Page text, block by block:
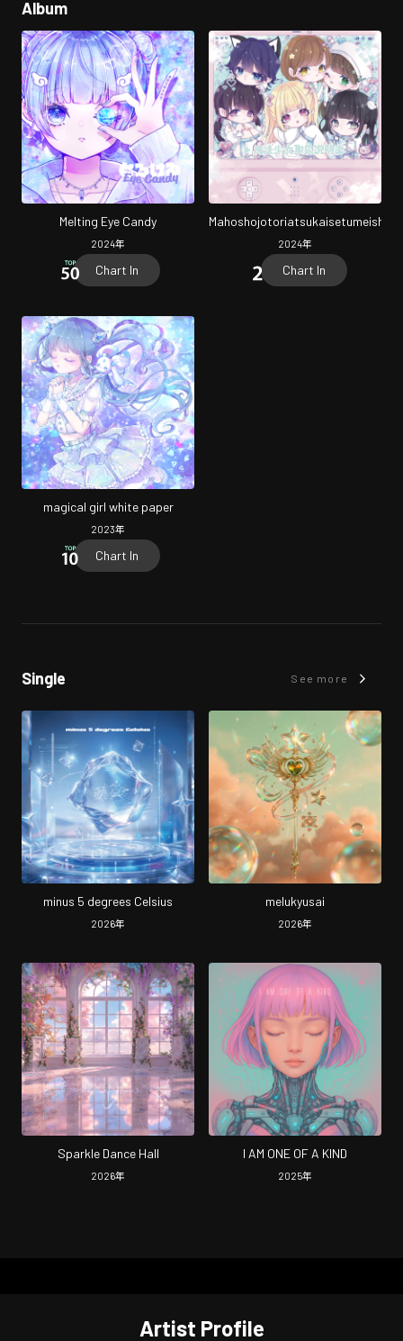
Album
Melting Eye Candy
2024年
Chart In
Mahoshojotoriatsukaisetumeisho
2024年
Chart In
magical girl white paper
2023年
Chart In
Single See more
minus 5 degrees Celsius
2026年
melukyusai
2026年
Sparkle Dance Hall
2026年
I AM ONE OF A KIND
2025年
Artist Profile